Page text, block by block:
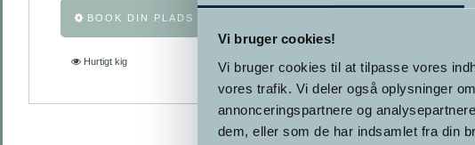
Vi bruger cookies!
Vi bruger cookies til at tilpasse vores
vores trafik. Vi deler også oplysninger
annonceringspartnere og
dem, eller som de har indsamlet fra din
BOOK DIN PLADS NU
Dette
flere
varianter.
Mulighederne
kan
Hurtigt kig